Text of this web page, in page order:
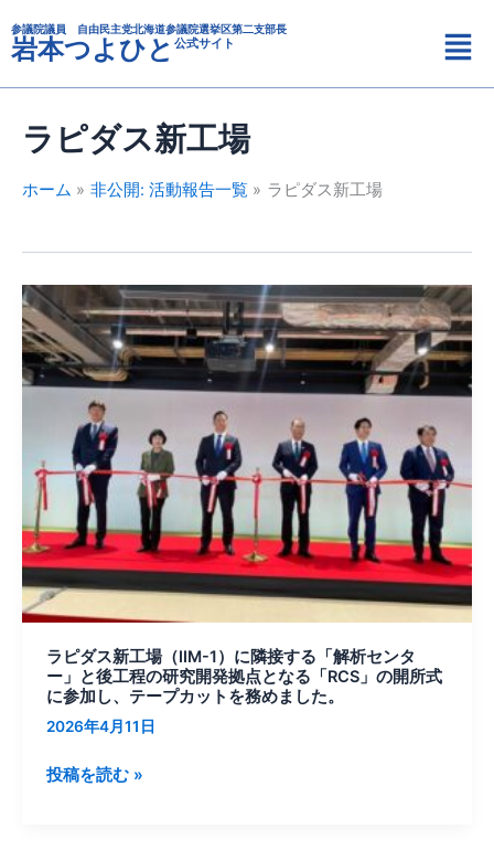
容
を
ス
参議院議員 自由民主党北海道参議院選挙区第二支部長
岩本つよひと 公式サイト
メ
ニ
ュ
ラピダス新工場
ホーム 非公開: 活動報告一覧 ラピダス新工場
ラピダス新工場（IIM-1）に隣接する「解析センタ
ー」と後工程の研究開発拠点となる「RCS」の開所式
に参加し、テープカットを務めました。
2026年4月11日
ラ
ピ
ダ
ス
場
（IIM-
1）
に
隣
接
す
「解
析
セ
タ
投稿を読む »
テ
ゴ